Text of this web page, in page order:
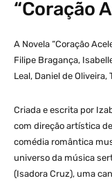
“Coração
A Novela “Coração
Filipe Bragança,
Leal, Daniel de
Criada e escrita por
com direção artística de
comédia romântica
universo da música
(Isadora Cruz), uma